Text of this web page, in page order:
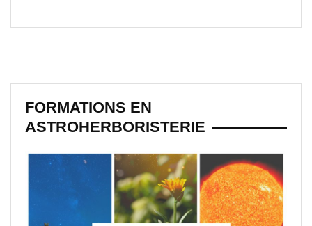
FORMATIONS EN
ASTROHERBORISTERIE